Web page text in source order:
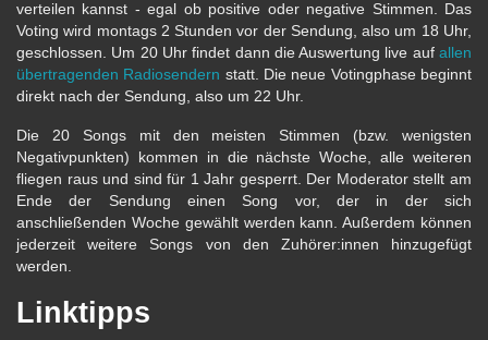
verteilen kannst - egal ob positive oder negative Stimmen. Das
Voting wird montags 2 Stunden vor der Sendung, also um 18 Uhr,
geschlossen. Um 20 Uhr findet dann die Auswertung live auf allen
übertragenden Radiosendern statt. Die neue Votingphase beginnt
direkt nach der Sendung, also um 22 Uhr.
Die 20 Songs mit den meisten Stimmen (bzw. wenigsten
Negativpunkten) kommen in die nächste Woche, alle weiteren
fliegen raus und sind für 1 Jahr gesperrt. Der Moderator stellt am
Ende der Sendung einen Song vor, der in der sich
anschließenden Woche gewählt werden kann. Außerdem können
jederzeit weitere Songs von den Zuhörer:innen hinzugefügt
werden.
Linktipps